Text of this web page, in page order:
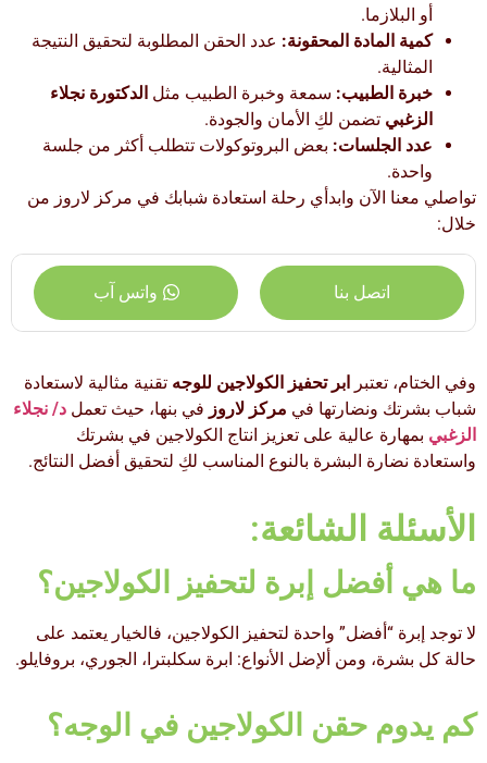
أو البلازما.
كمية المادة المحقونة: عدد الحقن المطلوبة لتحقيق النتيجة
المثالية.
خبرة الطبيب: سمعة وخبرة الطبيب مثل الدكتورة نجلاء
الزغبي تضمن لكِ الأمان والجودة.
عدد الجلسات: بعض البروتوكولات تتطلب أكثر من جلسة
واحدة.
تواصلي معنا الآن وابدأي رحلة استعادة شبابك في مركز لاروز من
خلال:
اتصل بنا واتس آب
وفي الختام، تعتبر ابر تحفيز الكولاجين للوجه تقنية مثالية لاستعادة
شباب بشرتك ونضارتها في مركز لاروز في بنها، حيث تعمل د/ نجلاء
الزغبي بمهارة عالية على تعزيز انتاج الكولاجين في بشرتك
واستعادة نضارة البشرة بالنوع المناسب لكِ لتحقيق أفضل النتائج.
الأسئلة الشائعة:
ما هي أفضل إبرة لتحفيز الكولاجين؟
لا توجد إبرة “أفضل” واحدة لتحفيز الكولاجين، فالخيار يعتمد على
حالة كل بشرة، ومن ألإضل الأنواع: ابرة سكلبترا، الجوري، بروفايلو.
كم يدوم حقن الكولاجين في الوجه؟